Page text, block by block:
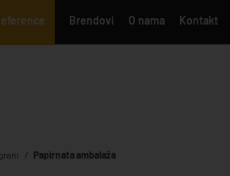
Brendovi O nama Kontakt
Papirnata ambalaža